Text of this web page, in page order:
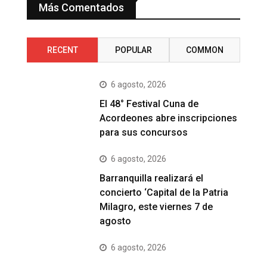
Más Comentados
RECENT POPULAR COMMON
6 agosto, 2026
El 48° Festival Cuna de
Acordeones abre inscripciones
para sus concursos
6 agosto, 2026
Barranquilla realizará el
concierto ‘Capital de la Patria
Milagro, este viernes 7 de
agosto
6 agosto, 2026